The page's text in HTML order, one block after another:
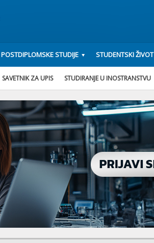
POSTDIPLOMSKE STUDIJE STUDENTSKI ŽIVOT
SAVETNIK ZA UPIS STUDIRANJE U INOSTRANSTVU